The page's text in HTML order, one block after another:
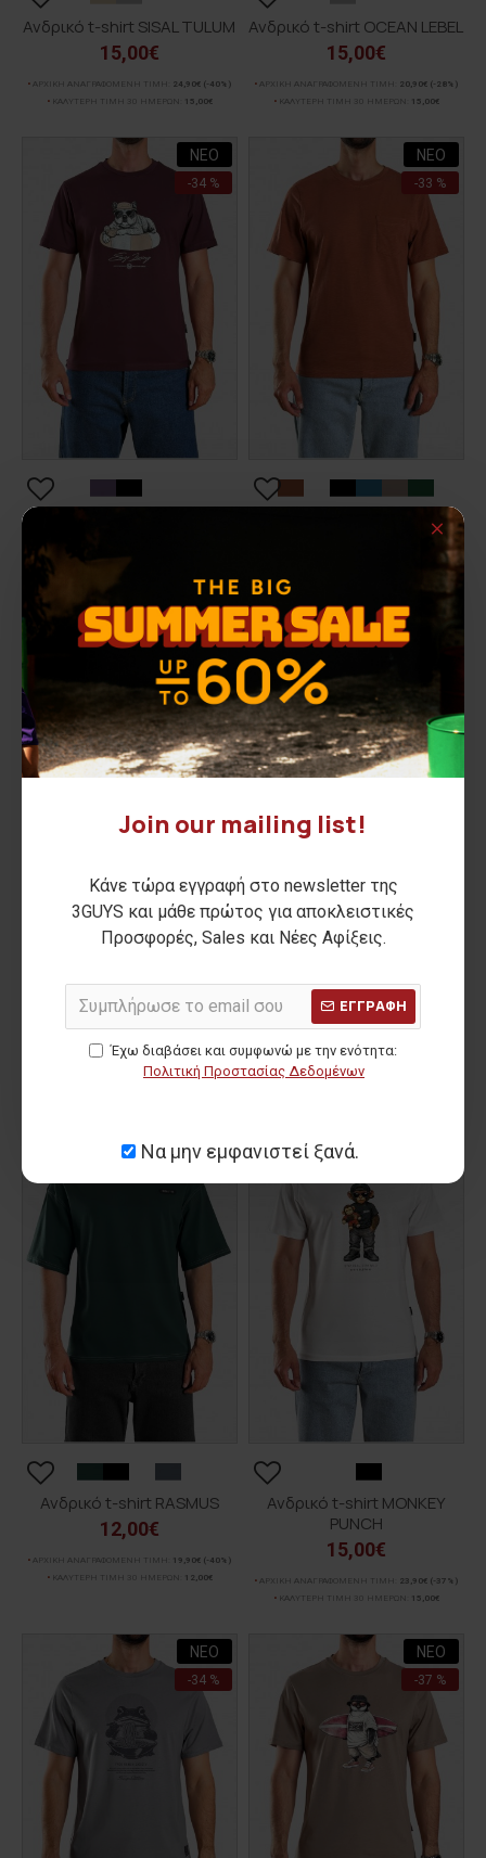
Join our mailing list!
Κάνε τώρα εγγραφή στο newsletter της
3GUYS και μάθε πρώτος για αποκλειστικές
Προσφορές, Sales και Νέες Αφίξεις.
ΕΓΓΡΑΦΗ
Έχω διαβάσει και συμφωνώ με την ενότητα:
Πολιτική Προστασίας Δεδομένων
Να μην εμφανιστεί ξανά.
Ανδρικό t-shirt SISAL TULUM
15,00€
ΑΡΧΙΚΗ ΑΝΑΓΡΑΦΟΜΕΝΗ ΤΙΜΗ: 24,90€ (-40%)
ΚΑΛΥΤΕΡΗ ΤΙΜΗ 30 ΗΜΕΡΩΝ:
15,00€
Ανδρικό t-shirt OCEAN LEBEL
15,00€
ΑΡΧΙΚΗ ΑΝΑΓΡΑΦΟΜΕΝΗ ΤΙΜΗ: 20,90€ (-28%)
ΚΑΛΥΤΕΡΗ ΤΙΜΗ 30 ΗΜΕΡΩΝ:
15,00€
ΝΕΟ
-34 %
ΑΡΧΙΚΗ ΑΝΑΓΡΑΦΟΜΕΝΗ ΤΙΜΗ:
15,00€
ΝΕΟ
-33 %
Ανδρικό t-shirt HARRY
ΚΑΛΥΤΕΡΗ ΤΙΜΗ 30 ΗΜΕΡΩΝ:
ΝΕΟ
-33 %
Ανδρικό t-shirt NAVARRO
25,00€
ΑΡΧΙΚΗ ΑΝΑΓΡΑΦΟΜΕΝΗ ΤΙΜΗ:37,50€ (-33%)
Ανδρικό t-shirt CORIN
12,00€
ΑΡΧΙΚΗ ΑΝΑΓΡΑΦΟΜΕΝΗ ΤΙΜΗ:
-40 %
Ανδρικό t-shirt RASMUS
12,00€
ΑΡΧΙΚΗ ΑΝΑΓΡΑΦΟΜΕΝΗ ΤΙΜΗ: 19,90€ (-40%)
ΚΑΛΥΤΕΡΗ ΤΙΜΗ 30 ΗΜΕΡΩΝ:
12,00€
Ανδρικό t-shirt MONKEY
PUNCH
15,00€
ΑΡΧΙΚΗ ΑΝΑΓΡΑΦΟΜΕΝΗ ΤΙΜΗ: 23,90€ (-37%)
ΚΑΛΥΤΕΡΗ ΤΙΜΗ 30 ΗΜΕΡΩΝ:
15,00€
ΝΕΟ
-34 %
ΝΕΟ
-37 %